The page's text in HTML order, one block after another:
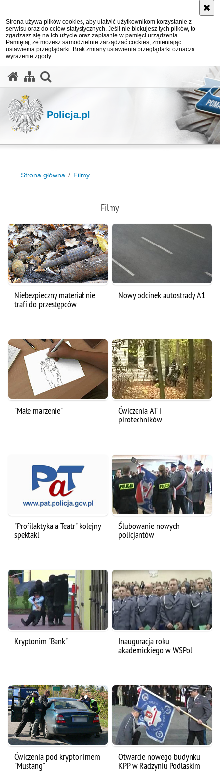
Strona używa plików cookies, aby ułatwić użytkownikom korzystanie z
serwisu oraz do celów statystycznych. Jeśli nie blokujesz tych plików, to
zgadzasz się na ich użycie oraz zapisanie w pamięci urządzenia.
Pamiętaj, że możesz samodzielnie zarządzać cookies, zmieniając
ustawienia przeglądarki. Brak zmiany ustawienia przeglądarki oznacza
wyrażenie zgody.
Policja.pl
Strona główna Filmy
Filmy
Niebezpieczny materiał nie
trafi do przestępców
Nowy odcinek autostrady A1
"Małe marzenie" Ćwiczenia AT i
pirotechników
"Profilaktyka a Teatr" kolejny
spektakl
Ślubowanie nowych
policjantów
Kryptonim "Bank" Inauguracja roku
akademickiego w WSPol
Ćwiczenia pod kryptonimem
"Mustang"
Otwarcie nowego budynku
KPP w Radzyniu Podlaskim